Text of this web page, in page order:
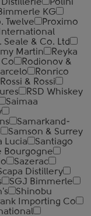
Distillerie
Polini
KG
Twelve
Proximo
Seale & Co. Ltd
Martin
Reyka
Rodionov &
Ronrico
Rossi & Rossi
RSD Whiskey
Saimaa
Samarkand-
Samson & Surrey
Lucia
Santiago
Bourgogne
Sazerac
Distillery
SGJ Bimmerle
Shinobu
Importing Co